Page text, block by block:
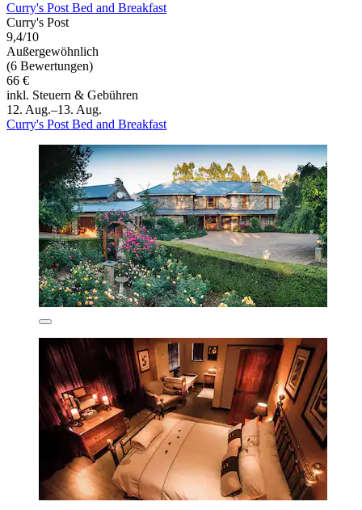
Curry's Post Bed and Breakfast
Curry's Post
9,4/10
Außergewöhnlich
(6 Bewertungen)
66 €
inkl. Steuern & Gebühren
12. Aug.–13. Aug.
Curry's Post Bed and Breakfast